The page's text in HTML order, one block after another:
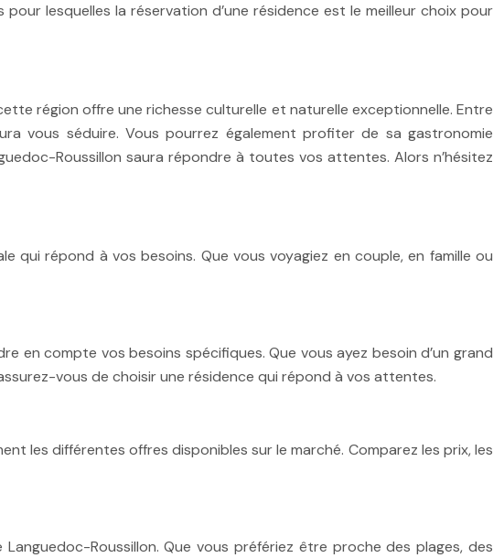
lesquelles la réservation d’une résidence est le meilleur choix pour
région offre une richesse culturelle et naturelle exceptionnelle. Entre
vous séduire. Vous pourrez également profiter de sa gastronomie
Roussillon saura répondre à toutes vos attentes. Alors n’hésitez
qui répond à vos besoins. Que vous voyagiez en couple, en famille ou
en compte vos besoins spécifiques. Que vous ayez besoin d’un grand
vous de choisir une résidence qui répond à vos attentes.
les différentes offres disponibles sur le marché. Comparez les prix, les
Roussillon. Que vous préfériez être proche des plages, des